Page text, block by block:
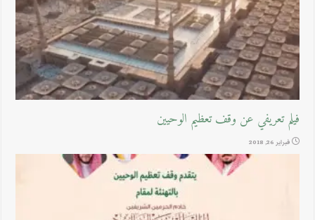
فيلم تعريفي عن وقف تعظيم الوحيين
فبراير 26, 2018